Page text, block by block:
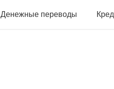
Денежные переводы